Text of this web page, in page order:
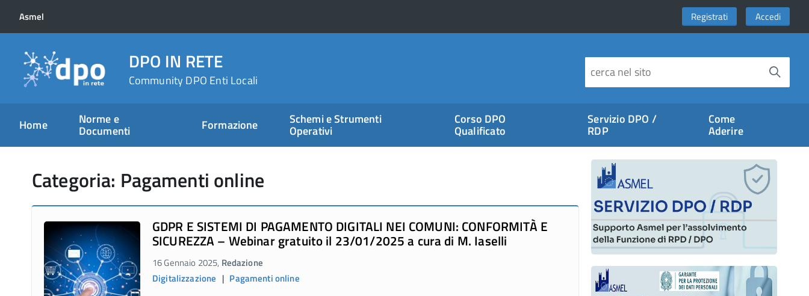
Asmel Registrati Accedi
DPO IN RETE
Community DPO Enti Locali
Home Norme e
Documenti Formazione Schemi e Strumenti
Operativi
Corso DPO
Qualificato
Servizio DPO /
RDP
Come
Aderire
Categoria: Pagamenti online
GDPR E SISTEMI DI PAGAMENTO DIGITALI NEI COMUNI: CONFORMITÀ E
SICUREZZA – Webinar gratuito il 23/01/2025 a cura di M. Iaselli
16 Gennaio 2025, Redazione
Digitalizzazione | Pagamenti online